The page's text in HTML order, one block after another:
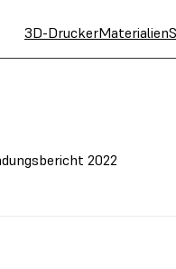
3D-DruckerMaterialien
2022